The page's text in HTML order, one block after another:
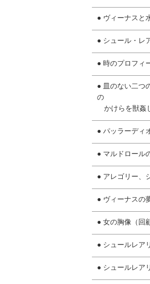
● ヴィーナス
● シュール・レ
● 時のプロフィ
● 皿のない二つ
の
かけらを獣姦
● パッラーディ
● マルドロール
● アレゴリー、
● ヴィーナスの
● 女の胸像（
● シュールレ
● シュールレア